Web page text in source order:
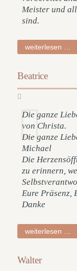
Meister und
sind.
weiterlesen …
Beatrice
Die ganze
von Christa.
Die ganze
Michael
Die
zu erinnern,
Eure Präsenz,
Danke
weiterlesen …
Walter